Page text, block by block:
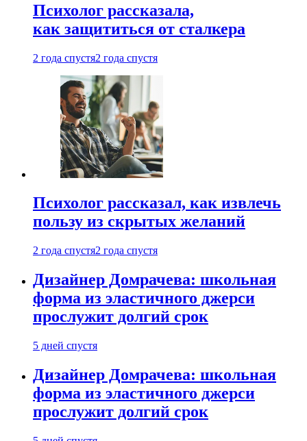
Психолог рассказала,
как защититься от сталкера
2 года спустя2 года спустя
Психолог рассказал, как извлечь
пользу из скрытых желаний
2 года спустя2 года спустя
Дизайнер Домрачева: школьная
форма из эластичного джерси
прослужит долгий срок
5 дней спустя
Дизайнер Домрачева: школьная
форма из эластичного джерси
прослужит долгий срок